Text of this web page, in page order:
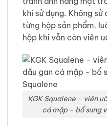
khi sử dụng. Không
từng hộp sản phẩm,
hộp khi vẫn còn viên
KGK Squalene – viên
cá mập – bổ sung